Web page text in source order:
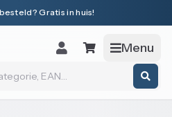
Gratis in huis!
Menu